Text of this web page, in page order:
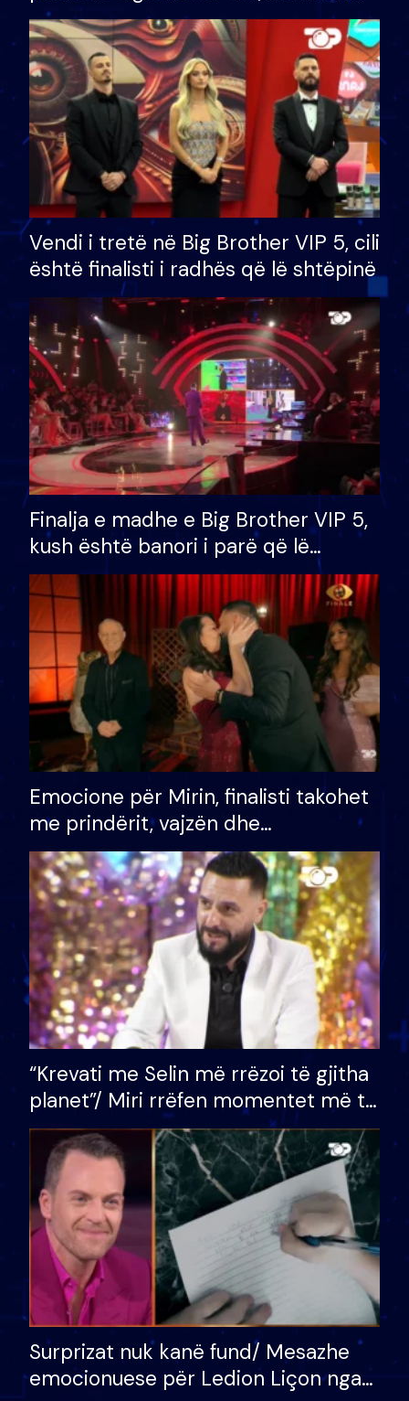
çmimin e madh prej 100 mijë eurosh
Vendi i tretë në Big Brother VIP 5, cili
është finalisti i radhës që lë shtëpinë
Finalja e madhe e Big Brother VIP 5,
kush është banori i parë që lë
shtëpinë dhe humb mundësinë për
të fituar çmimin e madh
Emocione për Mirin, finalisti takohet
me prindërit, vajzën dhe
bashkëshorten: S’kemi ndonjë letër
divorci apo jo?
“Krevati me Selin më rrëzoi të gjitha
planet”/ Miri rrëfen momentet më të
bukura në shtëpinë e BB VIP: Do më
mungojë zilja e mëngjesit kur…
Surprizat nuk kanë fund/ Mesazhe
emocionuese për Ledion Liçon nga